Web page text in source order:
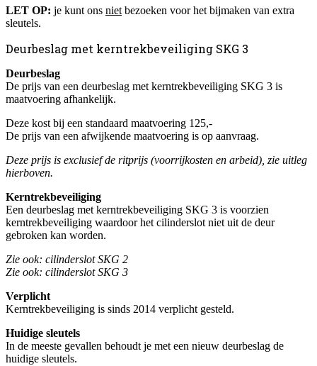
LET OP: je kunt ons niet bezoeken voor het bijmaken van extra
sleutels.
Deurbeslag met kerntrekbeveiliging SKG 3
Deurbeslag
De prijs van een deurbeslag met kerntrekbeveiliging SKG 3 is
maatvoering afhankelijk.
Deze kost bij een standaard maatvoering 125,-
De prijs van een afwijkende maatvoering is op aanvraag.
Deze prijs is exclusief de ritprijs (voorrijkosten en arbeid), zie uitleg
hierboven.
Kerntrekbeveiliging
Een deurbeslag met kerntrekbeveiliging SKG 3 is voorzien
kerntrekbeveiliging waardoor het cilinderslot niet uit de deur
gebroken kan worden.
Zie ook: cilinderslot SKG 2
Zie ook: cilinderslot SKG 3
Verplicht
Kerntrekbeveiliging is sinds 2014 verplicht gesteld.
Huidige sleutels
In de meeste gevallen behoudt je met een nieuw deurbeslag de
huidige sleutels.